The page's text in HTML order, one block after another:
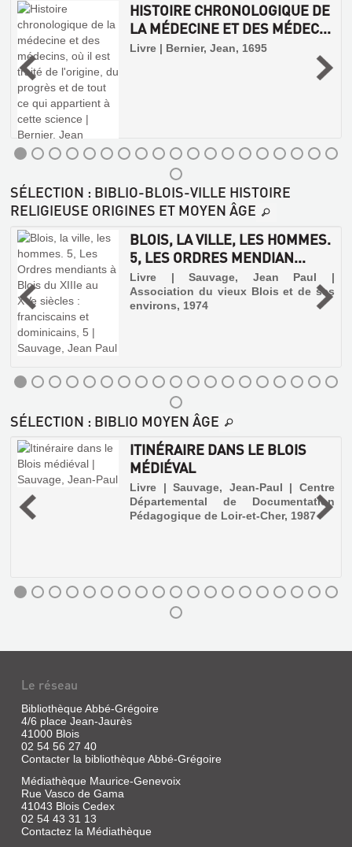
BLOIS,
LA
LES
HOMMES.
5,
LES
ORDRES
MENDIAN...
|
Blois
de
environs,
1974
HISTOIRE CHRONOLOGIQUE DE
LA MÉDECINE ET DES MÉDEC...
Livre | Bernier, Jean, 1695
HISTOIRE
ET
DES
MÉDEC...
Livre
|
Bernier,
Jean,
1695
SÉLECTION : BIBLIO-BLOIS-VILLE HISTOIRE
RELIGIEUSE ORIGINES ET MOYEN ÂGE
BLOIS, LA VILLE, LES HOMMES.
5, LES ORDRES MENDIAN...
Livre | Sauvage, Jean Paul |
Association du vieux Blois et de ses
environs, 1974
BLOIS,
LA
VILLE,
LES
SÉLECTION : BIBLIO MOYEN ÂGE
ITINÉRAIRE DANS LE BLOIS
MÉDIÉVAL
Livre | Sauvage, Jean-Paul | Centre
Départemental de Documentation
Pédagogique de Loir-et-Cher, 1987
ITINÉRAIRE
DANS
LE
BLOIS
MÉDIÉVAL
Livre
|
Le réseau
Bibliothèque Abbé-Grégoire
4/6 place Jean-Jaurès
41000 Blois
02 54 56 27 40
Contacter la bibliothèque Abbé-Grégoire
Médiathèque Maurice-Genevoix
Rue Vasco de Gama
41043 Blois Cedex
02 54 43 31 13
Contactez la Médiathèque